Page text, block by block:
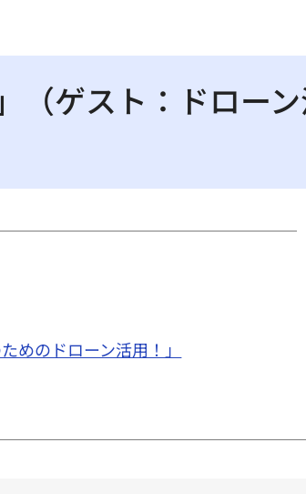
（ゲスト：ドロー
めのドローン活用！」